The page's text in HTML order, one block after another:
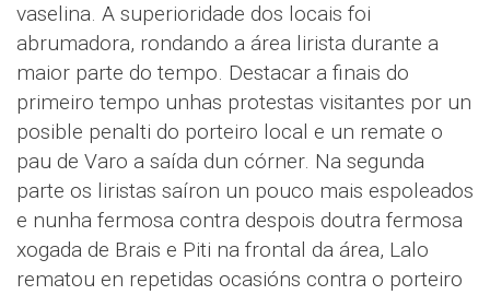
vaselina. A superioridade dos locais foi
abrumadora, rondando a área lirista durante a
maior parte do tempo. Destacar a finais do
primeiro tempo unhas protestas visitantes por un
posible penalti do porteiro local e un remate o
pau de Varo a saída dun córner. Na segunda
parte os liristas saíron un pouco mais espoleados
e nunha fermosa contra despois doutra fermosa
xogada de Brais e Piti na frontal da área, Lalo
rematou en repetidas ocasións contra o porteiro